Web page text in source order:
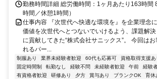
勤務時間詳細 総労働時間：1ヶ月あたり163時間
時間／休憩1時間）
仕事内容 『次世代へ快適な環境を』を企業理念
価値を次世代へとつないでいけるよう、課題解
に貢献してきた“株式会社サニックス”。 今回は
れるパー...
制服あり 業界未経験者歓迎 60代も応募可 資格取得支援あ
固定時間制
転勤なし 経験不問 未経験者歓迎 午前 経験
有資格者歓迎
研修あり 夕方 賞与あり ブランクOK 育休